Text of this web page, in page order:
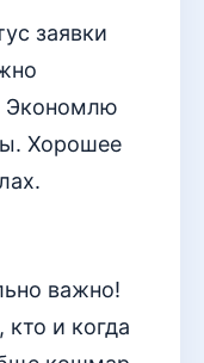
заявки
Экономлю
Хорошее
важно!
кто и когда